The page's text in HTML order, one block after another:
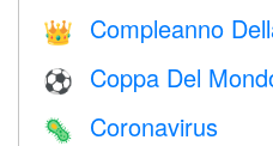
👑 Compleanno
⚽ Coppa Del
🦠 Coronavirus